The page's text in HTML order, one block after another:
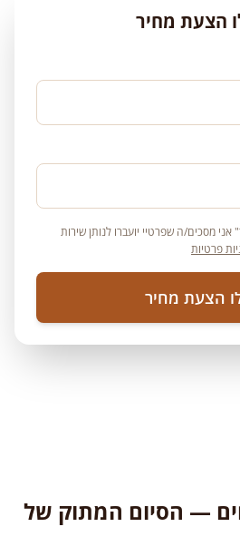
הצעת מחיר
מסכים/ה שפרטיי יועברו לנותן שירות
פרטיות
הצעת מחיר
— הסיום המתוק של